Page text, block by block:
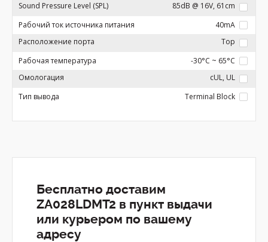
Sound Pressure Level (SPL)
85dB @ 16V, 61cm
Рабочий ток источника питания
40mA
Расположение порта
Top
Рабочая температура
-30°C ~ 65°C
Омологация
cUL, UL
Тип вывода
Terminal Block
Бесплатно доставим
ZA028LDMT2 в пункт выдачи
или курьером по вашему
адресу